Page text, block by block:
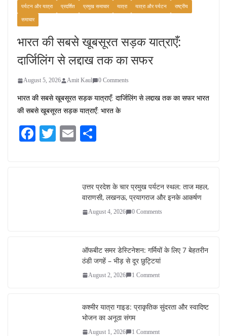
पर्यटन और यात्रा प्रदर्शित प्रमुख समाचार यात्रा यात्रा और पर्यटन राष्ट्रीय
समाचार
भारत की सबसे खूबसूरत सड़क यात्राएँ:
दार्जिलिंग से लद्दाख तक का सफर
August 5, 2026 Amit Kaul 0 Comments
भारत की सबसे खूबसूरत सड़क यात्राएँ: दार्जिलिंग से लद्दाख तक का सफर भारत
की सबसे खूबसूरत सड़क यात्राएँ: भारत के
Fa T
E
उत्तर प्रदेश के चार प्रमुख पर्यटन स्थल: ताज महल,
वाराणसी, लखनऊ, प्रयागराज और इनके आकर्षण
August 4, 2026 0 Comments
ऑफबीट समर डेस्टिनेशन: गर्मियों के लिए 7 बेहतरीन
ठंडी जगहें – भीड़ से दूर छुट्टियां
August 2, 2026 1 Comment
कश्मीर यात्रा गाइड: प्राकृतिक सुंदरता और स्वादिष्ट
भोजन का अनूठा संगम
August 1, 2026 1 Comment